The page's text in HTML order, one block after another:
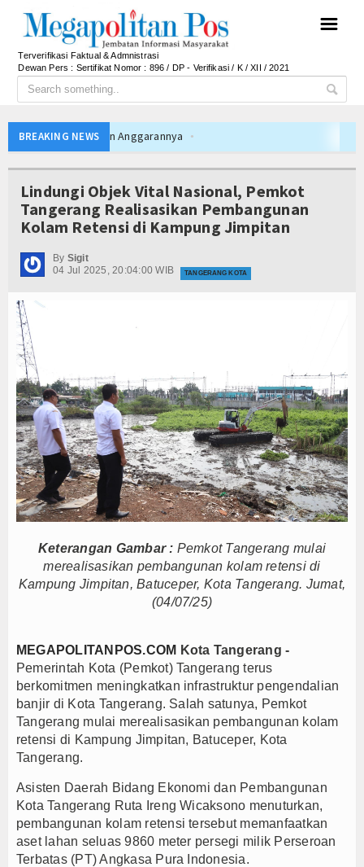
☰
Terverifikasi Faktual & Admnistrasi
Dewan Pers : Sertifikat Nomor : 896 / DP - Verifikasi / K / XII / 2021
BREAKING NEWS
Ini Rincian Anggarannya
Final Persib di Majalengka Meriah
Indonesia sebagai Hub Pangan dan Perdagangan Global
Saat Nobar Persib vs Persebaya
Bali Lestari Hasilkan 10 Ton Gabah
Jurnalis Diproses Sesuai Hukum
2026, Dana Tetap Aman
Ini Rincian Anggarannya
Tetap Solid dan Bermartabat
Persib Juara Piala Presiden 2026
Final Persib di Majalengka Meriah
Indonesia sebagai Hub Pangan dan Perdagangan Global
Saat Nobar Persib vs Persebaya
Bali Lestari Hasilkan 10 Ton Gabah
dan Gerai Produk Hilir Segera Hadir
Jurnalis Diproses Sesuai Hukum
2026, Dana Tetap Aman
Ini Rincian Anggarannya
Final Persib di Majalengka Meriah
Indonesia sebagai Hub Pangan dan Perdagangan Global
Saat Nobar Persib vs Persebaya
Bali Lestari Hasilkan 10 Ton Gabah
dan Gerai Produk Hilir Segera Hadir
2026, Dana Tetap Aman
Lindungi Objek Vital Nasional, Pemkot
Tangerang Realisasikan Pembangunan
Kolam Retensi di Kampung Jimpitan
By Sigit
04 Jul 2025, 20:04:00 WIB
TANGERANG KOTA
Keterangan Gambar : Pemkot Tangerang mulai
merealisasikan pembangunan kolam retensi di
Kampung Jimpitan, Batuceper, Kota Tangerang. Jumat,
(04/07/25)
MEGAPOLITANPOS.COM Kota Tangerang -
Pemerintah Kota (Pemkot) Tangerang terus
berkomitmen meningkatkan infrastruktur pengendalian
banjir di Kota Tangerang. Salah satunya, Pemkot
Tangerang mulai merealisasikan pembangunan kolam
retensi di Kampung Jimpitan, Batuceper, Kota
Tangerang.
Asisten Daerah Bidang Ekonomi dan Pembangunan
Kota Tangerang Ruta Ireng Wicaksono menuturkan,
pembangunan kolam retensi tersebut memanfaatkan
aset lahan seluas 9860 meter persegi milik Perseroan
Terbatas (PT) Angkasa Pura Indonesia.